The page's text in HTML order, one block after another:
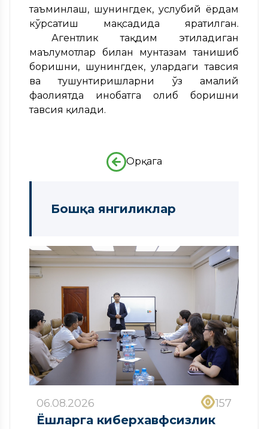
таъминлаш, шунингдек, услубий ёрдам
кўрсатиш мақсадида яратилган.
Агентлик тақдим этиладиган
маълумотлар билан мунтазам танишиб
боришни, шунингдек, улардаги тавсия
ва тушунтиришларни ўз амалий
фаолиятда инобатга олиб боришни
тавсия қилади.
Орқага
Бошқа янгиликлар
06.08.2026 157
Ёшларга киберхавфсизлик